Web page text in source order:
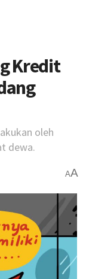
Kredit
oleh
dewa.
AA